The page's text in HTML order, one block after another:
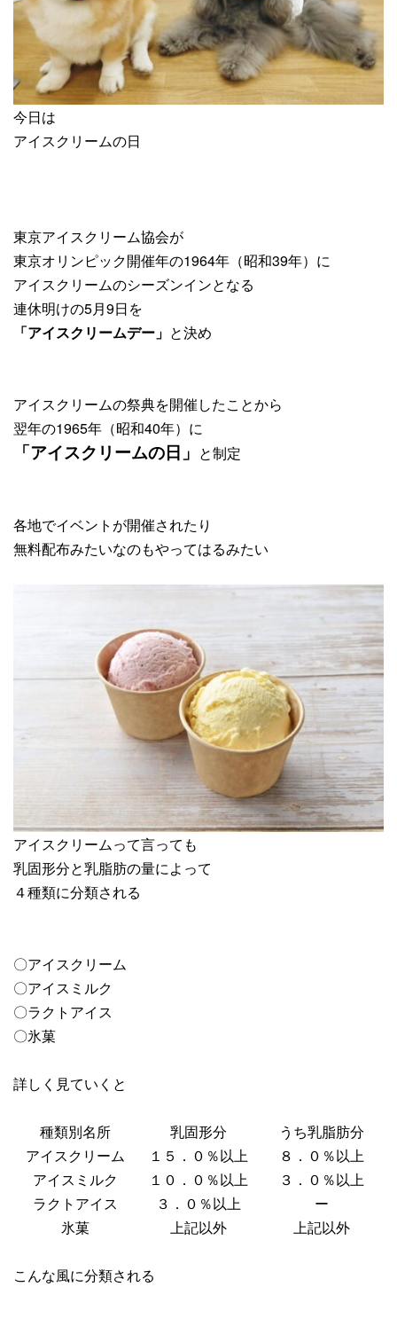
今日は
アイスクリームの日
東京アイスクリーム協会が
東京オリンピック開催年の1964年（昭和39年）に
アイスクリームのシーズンインとなる
連休明けの5月9日を
「アイスクリームデー」 と決め
アイスクリームの祭典を開催したことから
翌年の1965年（昭和40年）に
「アイスクリームの日」 と制定
各地でイベントが開催されたり
無料配布みたいなのもやってはるみたい
アイスクリームって言っても
乳固形分と乳脂肪の量によって
４種類に分類される
〇アイスクリーム
〇アイスミルク
〇ラクトアイス
〇氷菓
詳しく見ていくと
種類別名所 乳固形分
うち乳脂肪分
アイスクリーム
１５．０％以上
８．０％以上
アイスミルク
１０．０％以上
３．０％以上
ラクトアイス
３．０％以上
ー
氷菓
上記以外 上記以外
こんな風に分類される